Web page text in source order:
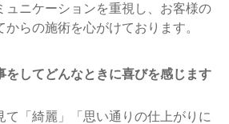
ュニケーションを重視し、お客様の
らの施術を心がけております。
をしてどんなときに喜びを感じます
て「綺麗」「思い通りの仕上がりに